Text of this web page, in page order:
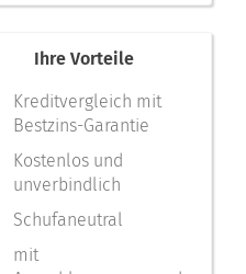
Ihre Vorteile
Kreditvergleich mit
Bestzins-Garantie
Kostenlos und
unverbindlich
Schufaneutral
mit